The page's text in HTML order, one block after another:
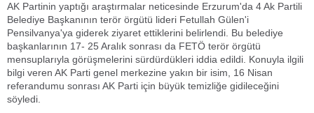
AK Partinin yaptığı araştırmalar neticesinde Erzurum'da 4 Ak Partili
Belediye Başkanının terör örgütü lideri Fetullah Gülen'i
Pensilvanya'ya giderek ziyaret ettiklerini belirlendi. Bu belediye
başkanlarının 17- 25 Aralık sonrası da FETÖ terör örgütü
mensuplarıyla görüşmelerini sürdürdükleri iddia edildi. Konuyla ilgili
bilgi veren AK Parti genel merkezine yakın bir isim, 16 Nisan
referandumu sonrası AK Parti için büyük temizliğe gidileceğini
söyledi.